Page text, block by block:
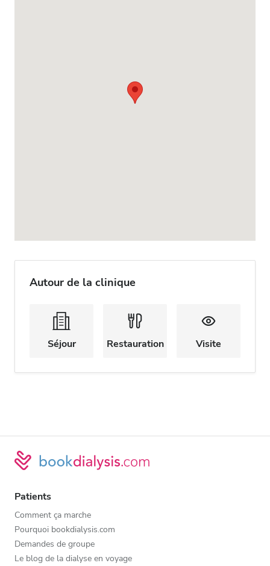
Autour de la clinique
Séjour Restauration Visite
Patients
Comment ça marche
Pourquoi bookdialysis.com
Demandes de groupe
Le blog de la dialyse en voyage